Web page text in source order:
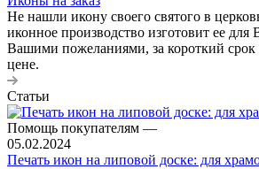
Не нашли икону своего святого в
иконное производство изготовит ее для
Вашими пожеланиями, за короткий
цене.
Статьи
Помощь покупателям —
05.02.2024
Печать икон на липовой доске: для